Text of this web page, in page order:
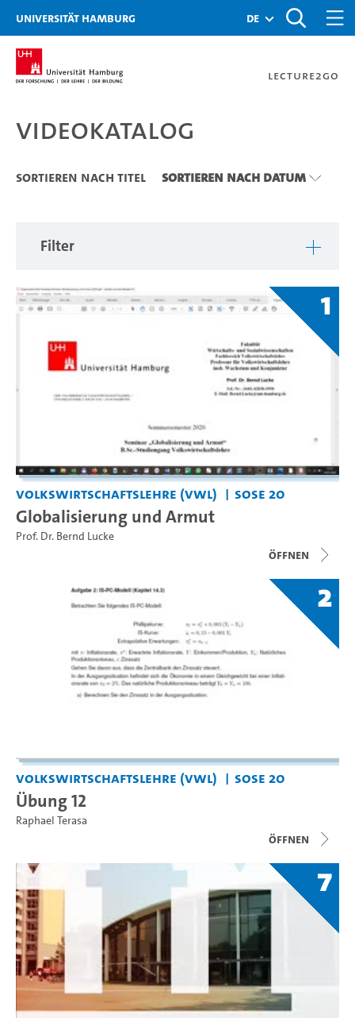
Zu den Filtern
Zur Metanavigation
Zur Hauptnavigation
Zur Suche
Zum Inhalt
Zum Seitenfuss
Universität Hamburg de
Lecture2Go
Videokatalog
Videokatalog
Sortieren nach Titel Sortieren nach Datum
Filter
1
Volkswirtschaftslehre (VWL) SoSe 20
Globalisierung und Armut
Prof. Dr. Bernd Lucke
Öffnen
2
Volkswirtschaftslehre (VWL) SoSe 20
Übung 12
Raphael Terasa
Öffnen
7